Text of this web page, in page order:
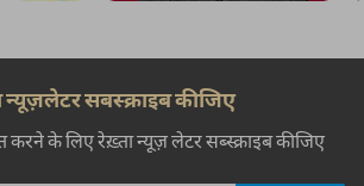
न्यूज़लेटर सबस्क्राइब कीजिए
करने के लिए रेख़्ता न्यूज़ लेटर सब्स्क्राइब कीजिए